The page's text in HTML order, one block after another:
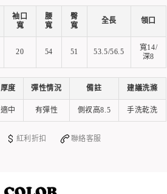
袖口
寬
腰
寬
臀
寬
全長 領口
20 54 51 53.5/56.5
寬14/
深8
厚度 彈性情況 備註 建議洗滌
適中 有彈性 側衩高8.5 手洗乾洗
紅利折扣 聯絡客服